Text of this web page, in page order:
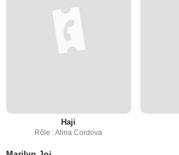
Haji
Rôle : Alina Cordova